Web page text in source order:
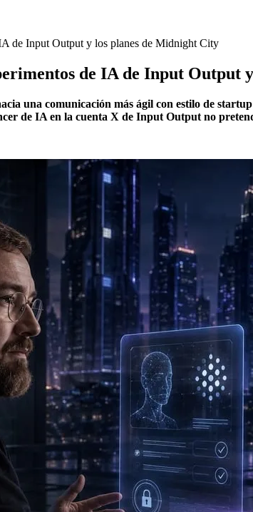
de Input Output y los planes de Midnight City
de IA de Input Output
una comunicación más ágil con estilo de
de IA en la cuenta X de Input Output no